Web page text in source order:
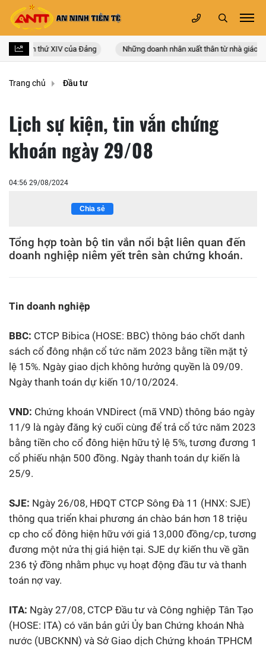
lần thứ XIV của Đảng Những doanh nhân xuất thân từ nhà giáo
Trang chủ Đầu tư
Lịch sự kiện, tin vắn chứng
khoán ngày 29/08
04:56 29/08/2024
Chia sẻ
Tổng hợp toàn bộ tin vắn nổi bật liên quan đến
doanh nghiệp niêm yết trên sàn chứng khoán.
Tin doanh nghiệp
BBC: CTCP Bibica (HOSE: BBC) thông báo chốt danh
sách cổ đông nhận cổ tức năm 2023 bằng tiền mặt tỷ
lệ 15%. Ngày giao dịch không hưởng quyền là 09/09.
Ngày thanh toán dự kiến 10/10/2024.
VND: Chứng khoán VNDirect (mã VND) thông báo ngày
11/9 là ngày đăng ký cuối cùng để trả cổ tức năm 2023
bằng tiền cho cổ đông hiện hữu tỷ lệ 5%, tương đương 1
cổ phiếu nhận 500 đồng. Ngày thanh toán dự kiến là
25/9.
SJE: Ngày 26/08, HĐQT CTCP Sông Đà 11 (HNX: SJE)
thông qua triển khai phương án chào bán hơn 18 triệu
cp cho cổ đông hiện hữu với giá 13,000 đồng/cp, tương
đương một nửa thị giá hiện tại. SJE dự kiến thu về gần
236 tỷ đồng nhằm phục vụ hoạt động đầu tư và thanh
toán nợ vay.
ITA: Ngày 27/08, CTCP Đầu tư và Công nghiệp Tân Tạo
(HOSE: ITA) có văn bản gửi Ủy ban Chứng khoán Nhà
nước (UBCKNN) và Sở Giao dịch Chứng khoán TPHCM